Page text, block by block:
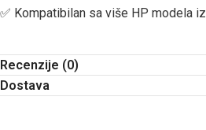
✅ Kompatibilan sa više HP modela
Recenzije (0)
Dostava